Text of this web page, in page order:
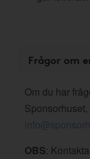
Frågor om
Om du har
OBS: